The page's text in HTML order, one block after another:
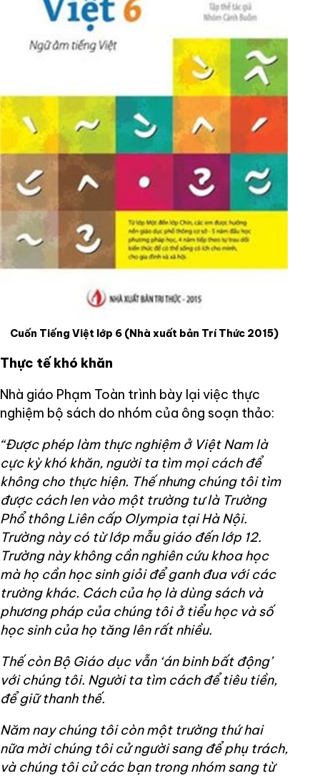
Cuốn Tiếng Việt lớp 6 (Nhà xuất bản Trí Thức 2015)
Thực tế khó khăn
Nhà giáo Phạm Toàn trình bày lại việc thực
nghiệm bộ sách do nhóm của ông soạn thảo:
“Được phép làm thực nghiệm ở Việt Nam là
cực kỳ khó khăn, người ta tìm mọi cách để
không cho thực hiện. Thế nhưng chúng tôi tìm
được cách len vào một trường tư là Trường
Phổ thông Liên cấp Olympia tại Hà Nội.
Trường này có từ lớp mẫu giáo đến lớp 12.
Trường này không cần nghiên cứu khoa học
mà họ cần học sinh giỏi để ganh đua với các
trường khác. Cách của họ là dùng sách và
phương pháp của chúng tôi ở tiểu học và số
học sinh của họ tăng lên rất nhiều.
Thế còn Bộ Giáo dục vẫn ‘án binh bất động’
với chúng tôi. Người ta tìm cách để tiêu tiền,
để giữ thanh thế.
Năm nay chúng tôi còn một trường thứ hai
nữa mời chúng tôi cử người sang để phụ trách,
và chúng tôi cử các bạn trong nhóm sang từ